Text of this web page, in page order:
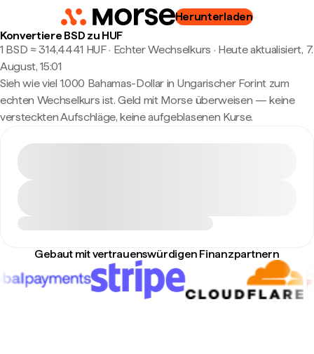
Herunterladen
Konvertiere BSD zu HUF
1 BSD ≈ 314,4441 HUF · Echter Wechselkurs · Heute aktualisiert, 7.
August, 15:01
Sieh wie viel 1.000 Bahamas-Dollar in Ungarischer Forint zum
echten Wechselkurs ist. Geld mit Morse überweisen — keine
versteckten Aufschläge, keine aufgeblasenen Kurse.
Gebaut mit vertrauenswürdigen Finanzpartnern